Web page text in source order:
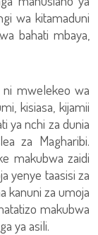
wa kitamaduni
bahati mbaya,
mwelekeo wa
kisiasa, kijamii
ya nchi za dunia
za Magharibi.
makubwa zaidi
yenye taasisi za
kanuni za umoja
makubwa
ya asili.